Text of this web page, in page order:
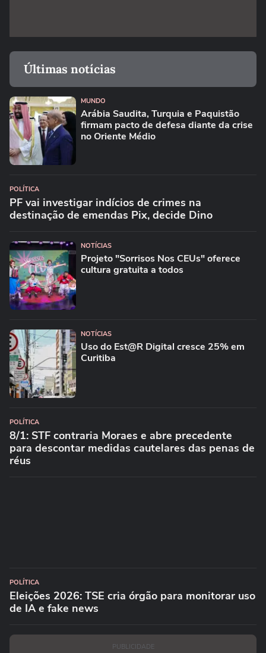
Últimas notícias
MUNDO
Arábia Saudita, Turquia e Paquistão
firmam pacto de defesa diante da crise
no Oriente Médio
POLÍTICA
PF vai investigar indícios de crimes na
destinação de emendas Pix, decide Dino
NOTÍCIAS
Projeto "Sorrisos Nos CEUs" oferece
cultura gratuita a todos
NOTÍCIAS
Uso do Est@R Digital cresce 25% em
Curitiba
POLÍTICA
8/1: STF contraria Moraes e abre precedente
para descontar medidas cautelares das penas de
réus
POLÍTICA
Eleições 2026: TSE cria órgão para monitorar uso
de IA e fake news
PUBLICIDADE